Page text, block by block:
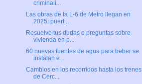
criminali...
Las obras de la L-6 de Metro llegan en
2025: puert...
Resuelve tus dudas o preguntas sobre
vivienda en p...
60 nuevas fuentes de agua para beber se
instalan e...
Cambios en los recorridos hasta los trenes
de Cerc...